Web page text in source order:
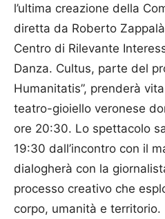
l’ultima creazione della
diretta da Roberto
Centro di Rilevante
Danza. Cultus, parte del
Humanitatis”, prenderà
teatro-gioiello veronese
ore 20:30. Lo spettacolo
19:30 dall’incontro con il
dialogherà con la
processo creativo che
corpo, umanità e territorio.